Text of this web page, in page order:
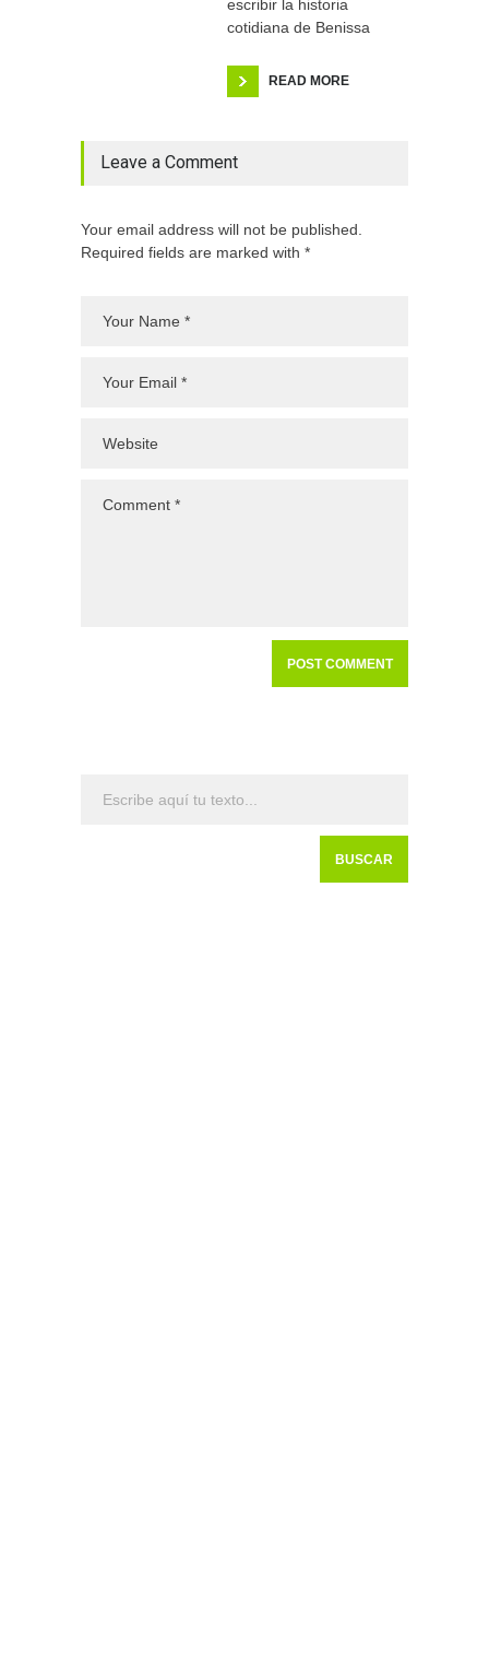
escribir la historia
cotidiana de Benissa
READ MORE
Leave a Comment
Your email address will not be published.
Required fields are marked with *